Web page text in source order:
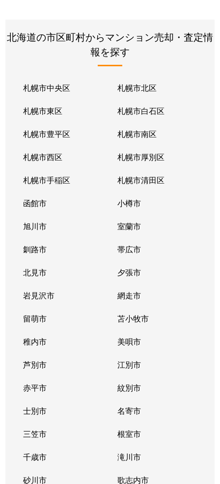
月寒東２条
2,500万円 福住
徒歩
2,800万円
月寒東２条
福住
月寒東２条
福住
月寒東３条
月寒中央
月寒東４条
月寒中央
月寒東４条
南郷7丁目
月寒東５条
南郷7丁目
豊平２条
東札幌
豊平２条
東札幌
豊平３条
学園前(札幌)
豊平４条
豊平公園
豊平４条
豊平公園
豊平４条
豊平公園
豊平６条
学園前(札幌)
豊平８条
学園前(札幌)
豊平８条
豊平公園
豊平９条
豊平公園
中の島１条
中の島
北海道の市区町村からマンション売却・査定情
報を探す
札幌市中央区 札幌市北区
札幌市東区 札幌市白石区
札幌市豊平区 札幌市南区
札幌市西区 札幌市厚別区
札幌市手稲区 札幌市清田区
函館市 小樽市
旭川市 室蘭市
釧路市 帯広市
北見市 夕張市
岩見沢市 網走市
留萌市 苫小牧市
稚内市 美唄市
芦別市 江別市
赤平市 紋別市
士別市 名寄市
三笠市 根室市
千歳市 滝川市
砂川市 歌志内市